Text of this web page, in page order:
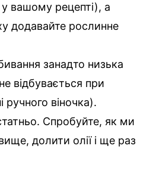
вашому рецепті), а
додавайте рослинне
занадто низька
відбувається при
ручного віночка).
Спробуйте, як ми
долити олії і ще раз